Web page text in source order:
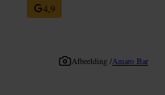
4,9
Afbeelding /Amaro Bar